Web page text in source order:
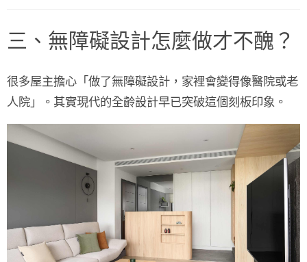
三、無障礙設計怎麼做才不醜？
很多屋主擔心「做了無障礙設計，家裡會變得像醫院或老
人院」。其實現代的全齡設計早已突破這個刻板印象。